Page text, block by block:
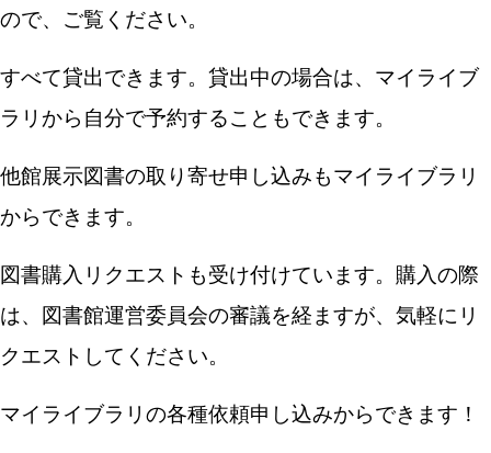
ので、ご覧ください。
すべて貸出できます。貸出中の場合は、マイライブ
ラリから自分で予約することもできます。
他館展示図書の取り寄せ申し込みもマイライブラリ
からできます。
図書購入リクエストも受け付けています。購入の際
は、図書館運営委員会の審議を経ますが、気軽にリ
クエストしてください。
マイライブラリの各種依頼申し込みからできます！